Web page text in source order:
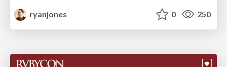
ryanjones
0 250